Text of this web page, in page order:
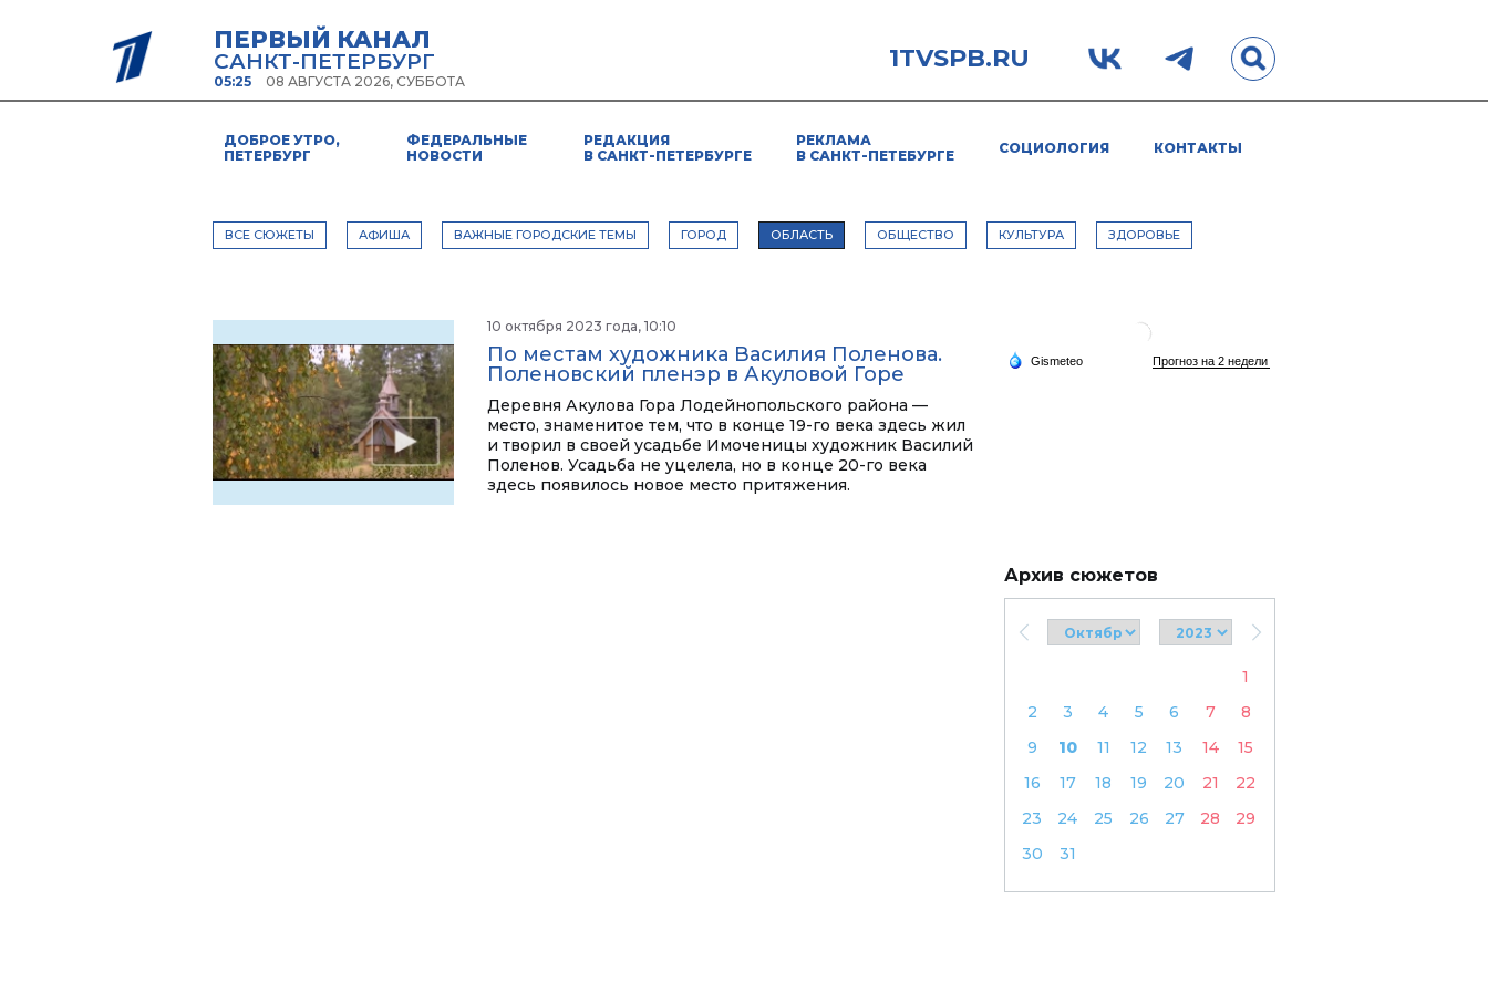
ПЕРВЫЙ КАНАЛ
САНКТ-ПЕТЕРБУРГ
05:25 08 АВГУСТА 2026, СУББОТА
1TVSPB.RU
ДОБРОЕ УТРО,
ПЕТЕРБУРГ
ФЕДЕРАЛЬНЫЕ
НОВОСТИ
РЕДАКЦИЯ
В САНКТ-ПЕТЕРБУРГЕ
РЕКЛАМА
В САНКТ-ПЕТЕБУРГЕ
СОЦИОЛОГИЯ КОНТАКТЫ
ВСЕ СЮЖЕТЫ АФИША ВАЖНЫЕ ГОРОДСКИЕ ТЕМЫ ГОРОД ОБЛАСТЬ ОБЩЕСТВО КУЛЬТУРА ЗДОРОВЬЕ
10 октября 2023 года, 10:10
По местам художника Василия Поленова.
Поленовский пленэр в Акуловой Горе
Деревня Акулова Гора Лодейнопольского района —
место, знаменитое тем, что в конце 19-го века здесь жил
и творил в своей усадьбе Имоченицы художник Василий
Поленов. Усадьба не уцелела, но в конце 20-го века
здесь появилось новое место притяжения.
Архив сюжетов
1
2
3 4 5 6 7
8
9
10 11 12 13 14
15
16
17 18 19 20 21
22
23
24 25 26 27 28
29
30
31